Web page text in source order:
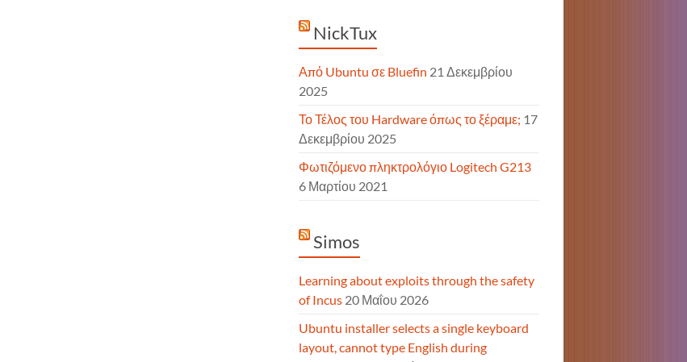
NickTux
Από Ubuntu σε Bluefin 21 Δεκεμβρίου
2025
Το Τέλος του Hardware όπως το ξέραμε; 17
Δεκεμβρίου 2025
Φωτιζόμενο πληκτρολόγιο Logitech G213
6 Μαρτίου 2021
Simos
Learning about exploits through the safety
of Incus 20 Μαΐου 2026
Ubuntu installer selects a single keyboard
layout, cannot type English during